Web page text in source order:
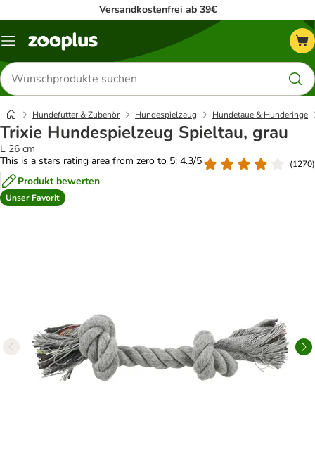
Versandkostenfrei ab 39€
Menü
Produkte
suchen
Hundefutter & Zubehör Hundespielzeug Hundetaue & Hunderinge
Trixie Hundespielzeug Spieltau, grau
L 26 cm
This is a stars rating area from zero to 5: 4.3/5
(1270)
Produkt bewerten
Unser Favorit